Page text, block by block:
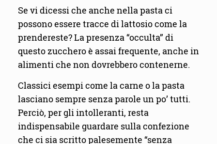
Se vi dicessi che anche nella pasta ci
possono essere tracce di lattosio come la
prendereste? La presenza “occulta” di
questo zucchero è assai frequente, anche in
alimenti che non dovrebbero contenerne.
Classici esempi come la carne o la pasta
lasciano sempre senza parole un po’ tutti.
Perciò, per gli intolleranti, resta
indispensabile guardare sulla confezione
che ci sia scritto palesemente “senza